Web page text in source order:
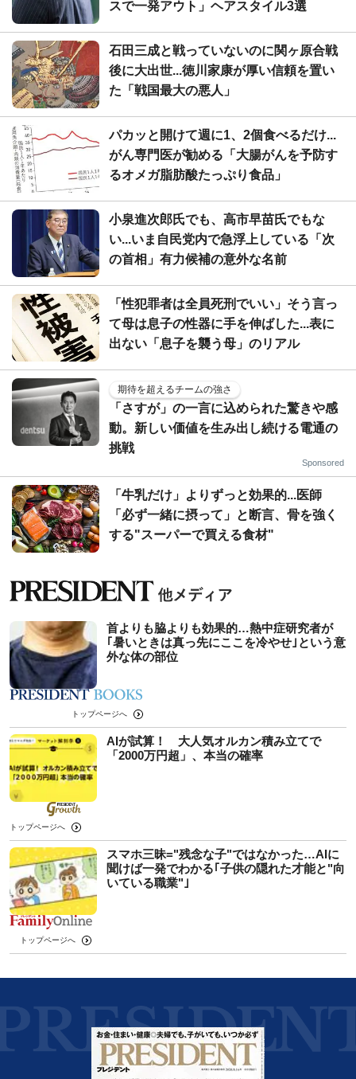
スで一発アウト」ヘアスタイル3選
石田三成と戦っていないのに関ヶ原合戦
後に大出世...徳川家康が厚い信頼を置い
た「戦国最大の悪人」
パカッと開けて週に1、2個食べるだけ...
がん専門医が勧める「大腸がんを予防す
るオメガ脂肪酸たっぷり食品」
小泉進次郎氏でも、高市早苗氏でもな
い...いま自民党内で急浮上している「次
の首相」有力候補の意外な名前
「性犯罪者は全員死刑でいい」そう言っ
て母は息子の性器に手を伸ばした...表に
出ない「息子を襲う母」のリアル
期待を超えるチームの強さ
「さすが」の一言に込められた驚きや感
動。新しい価値を生み出し続ける電通の
挑戦
Sponsored
「牛乳だけ」よりずっと効果的...医師
「必ず一緒に摂って」と断言、骨を強く
する"スーパーで買える食材"
首よりも脇よりも効果的…熱中症研究者が
｢暑いときは真っ先にここを冷やせ｣という意
外な体の部位
トップページへ
AIが試算！ 大人気オルカン積み立てで
「2000万円超」、本当の確率
トップページへ
スマホ三昧="残念な子"ではなかった…AIに
聞けば一発でわかる｢子供の隠れた才能と"向
いている職業"｣
トップページへ